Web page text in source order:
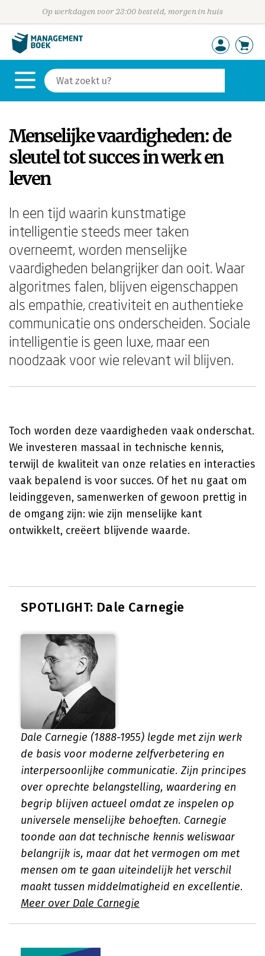
Op werkdagen voor 23:00 besteld, morgen in huis
Menselijke vaardigheden: de
sleutel tot succes in werk en
leven
In een tijd waarin kunstmatige
intelligentie steeds meer taken
overneemt, worden menselijke
vaardigheden belangrijker dan ooit. Waar
algoritmes falen, blijven eigenschappen
als empathie, creativiteit en authentieke
communicatie ons onderscheiden. Sociale
intelligentie is geen luxe, maar een
noodzaak voor wie relevant wil blijven.
Toch worden deze vaardigheden vaak onderschat.
We investeren massaal in technische kennis,
terwijl de kwaliteit van onze relaties en interacties
vaak bepalend is voor succes. Of het nu gaat om
leidinggeven, samenwerken of gewoon prettig in
de omgang zijn: wie zijn menselijke kant
ontwikkelt, creëert blijvende waarde.
SPOTLIGHT: Dale Carnegie
Dale Carnegie (1888-1955) legde met zijn werk
de basis voor moderne zelfverbetering en
interpersoonlijke communicatie. Zijn principes
over oprechte belangstelling, waardering en
begrip blijven actueel omdat ze inspelen op
universele menselijke behoeften. Carnegie
toonde aan dat technische kennis weliswaar
belangrijk is, maar dat het vermogen om met
mensen om te gaan uiteindelijk het verschil
maakt tussen middelmatigheid en excellentie.
Meer over Dale Carnegie